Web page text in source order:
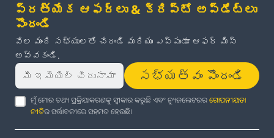
ప్రత్యేక ఆఫర్లు & క్రిప్టో అప్‌డేట్‌లు
పొందండి
వేల మంది సభ్యులతో చేరండి మరియు ఎప్పుడూ ఆఫర్ మిస్
అవ్వకండి.
సభ్యత్వం పొందండి
ମୁଁ ମୋର ତଥ୍ୟ ପ୍ରକ୍ରିୟାକରଣକୁ ସ୍ୱୀକାର କରୁଛି ଏବଂ ନ୍ୟୁଜଲେଟରରଗୋପନୀୟତା
ନୀତିର ସର୍ତ୍ତାବଳୀରେ ସହମତ ହେଉଛି।